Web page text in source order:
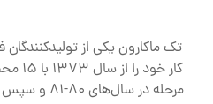
تک ماکارون یکی از
کار